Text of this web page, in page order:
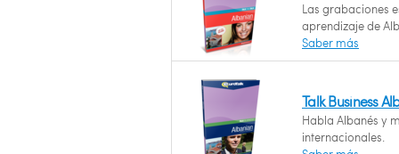
Las grabaciones
aprendizaje de
Saber más
Talk Business
Habla Albanés y
internacionales.